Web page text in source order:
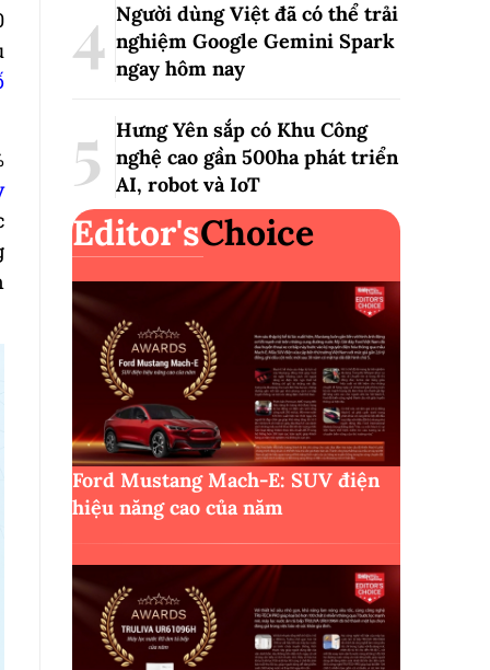
Người dùng Việt đã có thể trải
nghiệm Google Gemini Spark
ngay hôm nay
Hưng Yên sắp có Khu Công
nghệ cao gần 500ha phát triển
AI, robot và IoT
Editor'sChoice
Ford Mustang Mach-E: SUV điện
hiệu năng cao của năm